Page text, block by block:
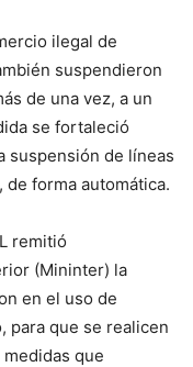
ilegal de
suspendieron
de una vez, a un
se fortaleció
suspensión de líneas
forma automática.
remitió
(Mininter) la
en el uso de
para que se realicen
que